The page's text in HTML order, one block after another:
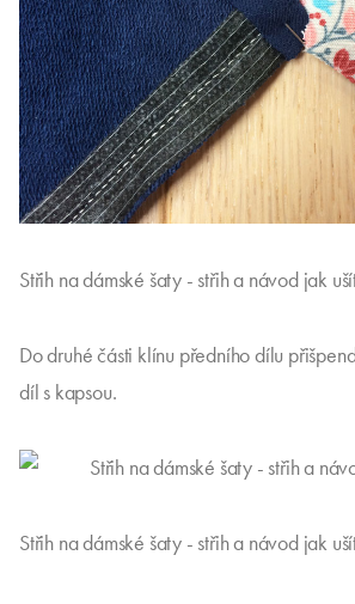
Střih na dámské šaty - střih a návod jak
Do druhé části klínu předního dílu
díl s kapsou.
Střih na dámské šaty - střih a návod jak